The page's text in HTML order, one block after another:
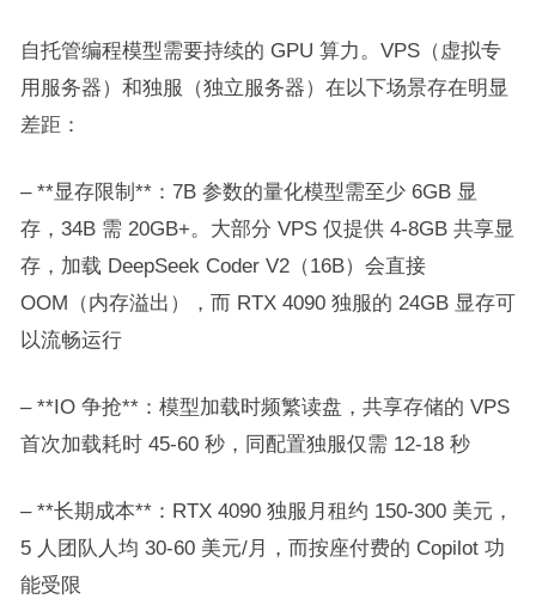
自托管编程模型需要持续的 GPU 算力。VPS（虚拟专
用服务器）和独服（独立服务器）在以下场景存在明显
差距：
– **显存限制**：7B 参数的量化模型需至少 6GB 显
存，34B 需 20GB+。大部分 VPS 仅提供 4-8GB 共享显
存，加载 DeepSeek Coder V2（16B）会直接
OOM（内存溢出），而 RTX 4090 独服的 24GB 显存可
以流畅运行
– **IO 争抢**：模型加载时频繁读盘，共享存储的 VPS
首次加载耗时 45-60 秒，同配置独服仅需 12-18 秒
– **长期成本**：RTX 4090 独服月租约 150-300 美元，
5 人团队人均 30-60 美元/月，而按座付费的 Copilot 功
能受限